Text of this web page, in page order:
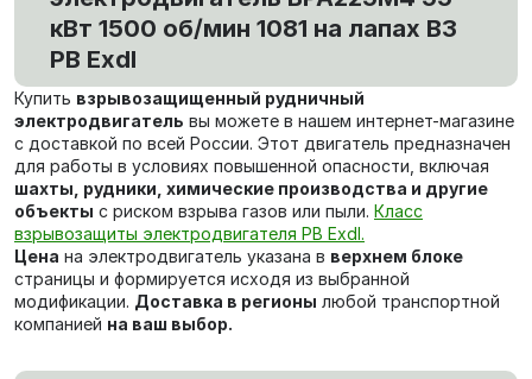
кВт 1500 об/мин 1081 на лапах В3
PB ExdI
Купить взрывозащищенный рудничный
электродвигатель вы можете в нашем интернет-магазине
с доставкой по всей России. Этот двигатель предназначен
для работы в условиях повышенной опасности, включая
шахты, рудники, химические производства и другие
объекты с риском взрыва газов или пыли. Класс
взрывозащиты электродвигателя PB ExdI.
Цена на электродвигатель указана в верхнем блоке
страницы и формируется исходя из выбранной
модификации. Доставка в регионы любой транспортной
компанией на ваш выбор.